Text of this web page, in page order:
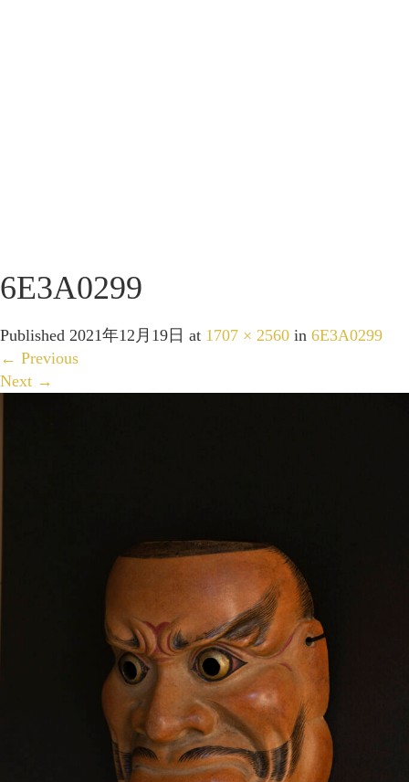
6E3A0299
Published 2021年12月19日 at 1707 × 2560 in 6E3A0299
← Previous
Next →